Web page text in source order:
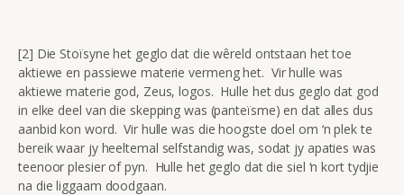
[2] Die Stoïsyne het geglo dat die wêreld ontstaan het toe
aktiewe en passiewe materie vermeng het. Vir hulle was
aktiewe materie god, Zeus, logos. Hulle het dus geglo dat god
in elke deel van die skepping was (panteïsme) en dat alles dus
aanbid kon word. Vir hulle was die hoogste doel om ‘n plek te
bereik waar jy heeltemal selfstandig was, sodat jy apaties was
teenoor plesier of pyn. Hulle het geglo dat die siel ‘n kort tydjie
na die liggaam doodgaan.